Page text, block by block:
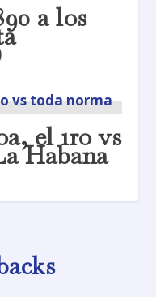
a los
el 1ro vs
Habana